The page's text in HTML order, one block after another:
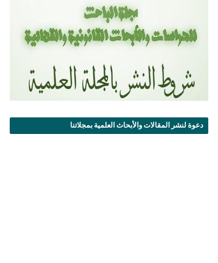
دعوة لنشر المقالات والأبحاث العلمية بمجلاتنا